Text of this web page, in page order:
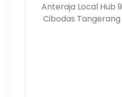
Anteraja Local Hub 9
Cibodas Tangerang